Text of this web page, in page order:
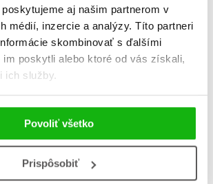
aj našim partnerom v
médií, inzercie a analýzy. Títo partneri
skombinovať s ďalšími
im poskytli alebo ktoré od vás získali,
ich služby.
Povoliť všetko
Prispôsobiť
Ukážka.pdf
slovenčina